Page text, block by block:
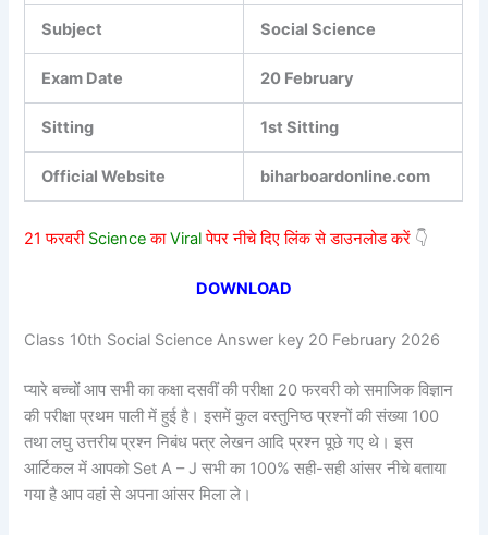
Subject Social Science
Exam Date 20 February
Sitting 1st Sitting
Official Website biharboardonline.com
21 फरवरी ScienceकाViralपेपर नीचे दिए लिंक से डाउनलोड करें 👇
DOWNLOAD
Class 10th Social Science Answer key 20 February 2026
प्यारे बच्चों आप सभी का कक्षा दसवीं की परीक्षा 20 फरवरी को समाजिक विज्ञान
की परीक्षा प्रथम पाली में हुई है। इसमें कुल वस्तुनिष्ठ प्रश्नों की संख्या 100
तथा लघु उत्तरीय प्रश्न निबंध पत्र लेखन आदि प्रश्न पूछे गए थे। इस
आर्टिकल में आपको Set A – J सभी का 100% सही-सही आंसर नीचे बताया
गया है आप वहां से अपना आंसर मिला ले।